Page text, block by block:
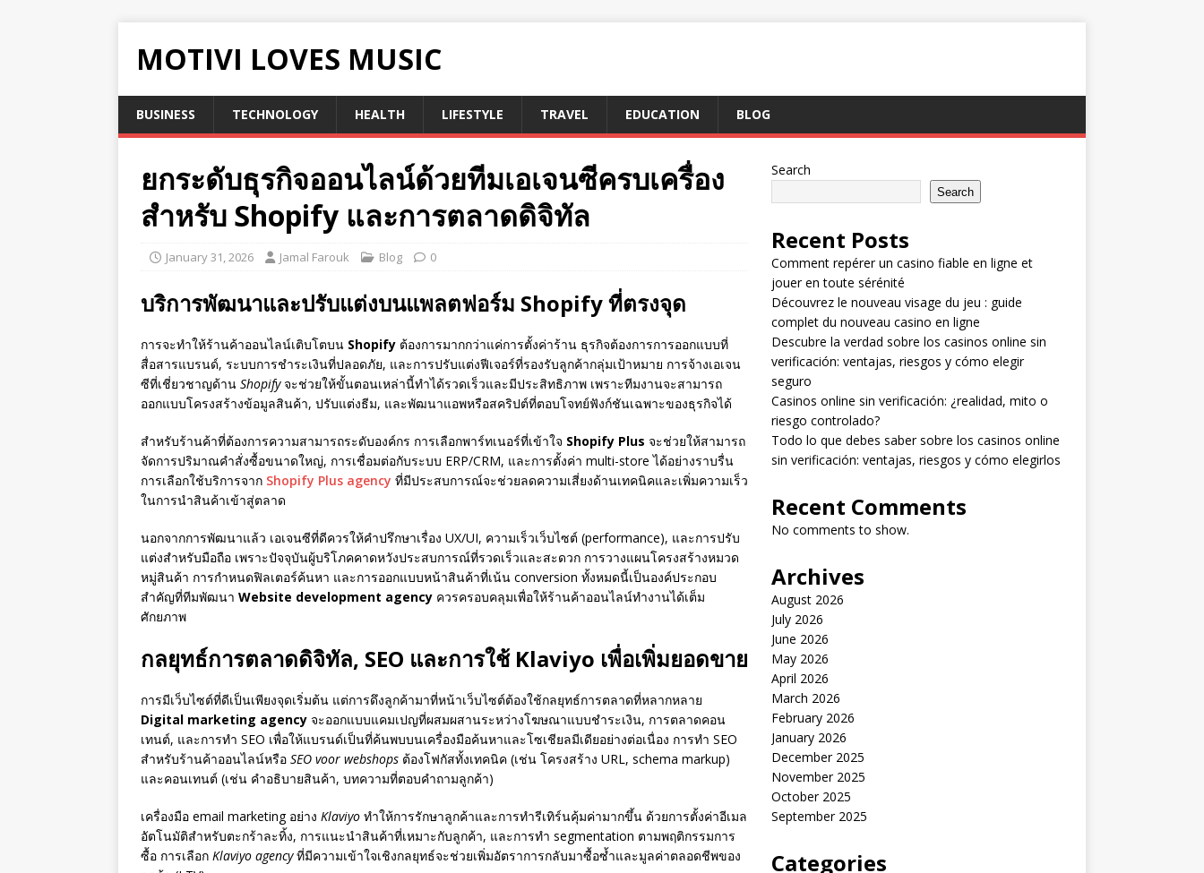
MOTIVI LOVES MUSIC
BUSINESS TECHNOLOGY HEALTH LIFESTYLE TRAVEL EDUCATION BLOG
ยกระดับธุรกิจออนไลน์ด้วยทีมเอเจนซีครบเครื่อง
สำหรับ Shopify และการตลาดดิจิทัล
January 31, 2026 Jamal Farouk Blog 0
บริการพัฒนาและปรับแต่งบนแพลตฟอร์ม Shopify ที่ตรงจุด
การจะทำให้ร้านค้าออนไลน์เติบโตบน Shopify ต้องการมากกว่าแค่การตั้งค่าร้าน ธุรกิจต้องการการออกแบบที่
สื่อสารแบรนด์, ระบบการชำระเงินที่ปลอดภัย, และการปรับแต่งฟีเจอร์ที่รองรับลูกค้ากลุ่มเป้าหมาย การจ้างเอเจน
ซีที่เชี่ยวชาญด้าน Shopifyจะช่วยให้ขั้นตอนเหล่านี้ทำได้รวดเร็วและมีประสิทธิภาพ เพราะทีมงานจะสามารถ
ออกแบบโครงสร้างข้อมูลสินค้า, ปรับแต่งธีม, และพัฒนาแอพหรือสคริปต์ที่ตอบโจทย์ฟังก์ชันเฉพาะของธุรกิจได้
สำหรับร้านค้าที่ต้องการความสามารถระดับองค์กร การเลือกพาร์ทเนอร์ที่เข้าใจ Shopify Plus จะช่วยให้สามารถ
จัดการปริมาณคำสั่งซื้อขนาดใหญ่, การเชื่อมต่อกับระบบ ERP/CRM, และการตั้งค่า multi-store ได้อย่างราบรื่น
การเลือกใช้บริการจาก Shopify Plus agency ที่มีประสบการณ์จะช่วยลดความเสี่ยงด้านเทคนิคและเพิ่มความเร็ว
ในการนำสินค้าเข้าสู่ตลาด
นอกจากการพัฒนาแล้ว เอเจนซีที่ดีควรให้คำปรึกษาเรื่อง UX/UI, ความเร็วเว็บไซต์ (performance), และการปรับ
แต่งสำหรับมือถือ เพราะปัจจุบันผู้บริโภคคาดหวังประสบการณ์ที่รวดเร็วและสะดวก การวางแผนโครงสร้างหมวด
หมู่สินค้า การกำหนดฟิลเตอร์ค้นหา และการออกแบบหน้าสินค้าที่เน้น conversion ทั้งหมดนี้เป็นองค์ประกอบ
สำคัญที่ทีมพัฒนา Website development agency ควรครอบคลุมเพื่อให้ร้านค้าออนไลน์ทำงานได้เต็ม
ศักยภาพ
กลยุทธ์การตลาดดิจิทัล, SEO และการใช้ Klaviyo เพื่อเพิ่มยอดขาย
การมีเว็บไซต์ที่ดีเป็นเพียงจุดเริ่มต้น แต่การดึงลูกค้ามาที่หน้าเว็บไซต์ต้องใช้กลยุทธ์การตลาดที่หลากหลาย
Digital marketing agency จะออกแบบแคมเปญที่ผสมผสานระหว่างโฆษณาแบบชำระเงิน, การตลาดคอน
เทนต์, และการทำ SEO เพื่อให้แบรนด์เป็นที่ค้นพบบนเครื่องมือค้นหาและโซเชียลมีเดียอย่างต่อเนื่อง การทำ SEO
สำหรับร้านค้าออนไลน์หรือ SEO voor webshops ต้องโฟกัสทั้งเทคนิค (เช่น โครงสร้าง URL, schema markup)
และคอนเทนต์ (เช่น คำอธิบายสินค้า, บทความที่ตอบคำถามลูกค้า)
เครื่องมือ email marketing อย่าง Klaviyo ทำให้การรักษาลูกค้าและการทำรีเทิร์นคุ้มค่ามากขึ้น ด้วยการตั้งค่าอีเมล
อัตโนมัติสำหรับตะกร้าละทิ้ง, การแนะนำสินค้าที่เหมาะกับลูกค้า, และการทำ segmentation ตามพฤติกรรมการ
ซื้อ การเลือก Klaviyo agencyที่มีความเข้าใจเชิงกลยุทธ์จะช่วยเพิ่มอัตราการกลับมาซื้อซ้ำและมูลค่าตลอดชีพของ
Search
Search
Recent Posts
Comment repérer un casino fiable en ligne et
jouer en toute sérénité
Découvrez le nouveau visage du jeu : guide
complet du nouveau casino en ligne
Descubre la verdad sobre los casinos online sin
verificación: ventajas, riesgos y cómo elegir
seguro
Casinos online sin verificación: ¿realidad, mito o
riesgo controlado?
Todo lo que debes saber sobre los casinos online
sin verificación: ventajas, riesgos y cómo elegirlos
Recent Comments
No comments to show.
Archives
August 2026
July 2026
June 2026
May 2026
April 2026
March 2026
February 2026
January 2026
December 2025
November 2025
October 2025
September 2025
Categories